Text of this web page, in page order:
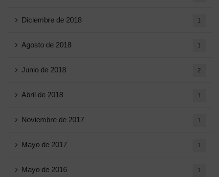
Diciembre de 2018 1
Agosto de 2018 1
Junio ​​de 2018 2
Abril de 2018 1
Noviembre de 2017 1
Mayo de 2017 1
Mayo de 2016 1